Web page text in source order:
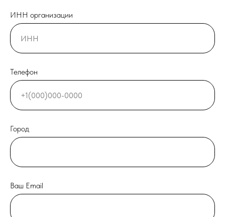
ИНН организации
Телефон
Город
Ваш Email